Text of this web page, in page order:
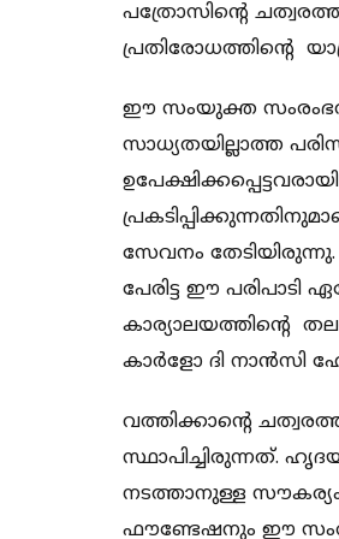
പത്രോസിന്റെ
പ്രതിരോധത്തിന്റെ
ഈ സംയുക്ത
സാധ്യതയില്ലാത്ത
സേവനം
പേരിട്ട ഈ പരിപാടി
കാര്യാലയത്തിന്റെ
കാർളോ ദി നാൻസി
വത്തിക്കാന്റെ
സ്ഥാപിച്ചിരുന്നത്.
നടത്താനുള്ള സൗകര്യം
ഫൗണ്ടേഷനും ഈ